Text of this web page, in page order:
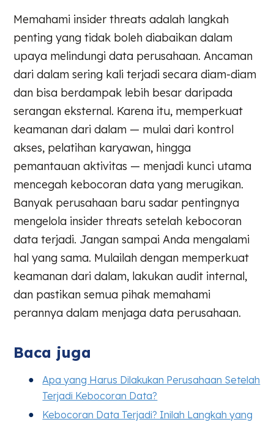
Memahami insider threats adalah langkah
penting yang tidak boleh diabaikan dalam
upaya melindungi data perusahaan. Ancaman
dari dalam sering kali terjadi secara diam-diam
dan bisa berdampak lebih besar daripada
serangan eksternal. Karena itu, memperkuat
keamanan dari dalam — mulai dari kontrol
akses, pelatihan karyawan, hingga
pemantauan aktivitas — menjadi kunci utama
mencegah kebocoran data yang merugikan.
Banyak perusahaan baru sadar pentingnya
mengelola insider threats setelah kebocoran
data terjadi. Jangan sampai Anda mengalami
hal yang sama. Mulailah dengan memperkuat
keamanan dari dalam, lakukan audit internal,
dan pastikan semua pihak memahami
perannya dalam menjaga data perusahaan.
Baca juga
Apa yang Harus Dilakukan Perusahaan Setelah
Terjadi Kebocoran Data?
Kebocoran Data Terjadi? Inilah Langkah yang